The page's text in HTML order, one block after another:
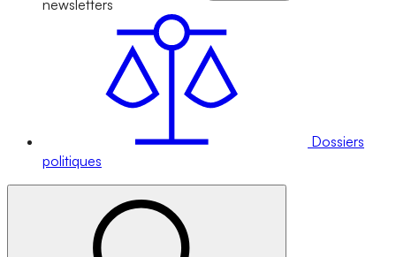
newsletters
Dossiers
politiques